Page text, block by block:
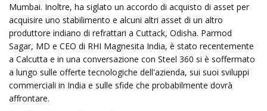
Mumbai. Inoltre, ha siglato un accordo di acquisto di asset per
acquisire uno stabilimento e alcuni altri asset di un altro
produttore indiano di refrattari a Cuttack, Odisha. Parmod
Sagar, MD e CEO di RHI Magnesita India, è stato recentemente
a Calcutta e in una conversazione con Steel 360 si è soffermato
a lungo sulle offerte tecnologiche dell'azienda, sui suoi sviluppi
commerciali in India e sulle sfide che probabilmente dovrà
affrontare.